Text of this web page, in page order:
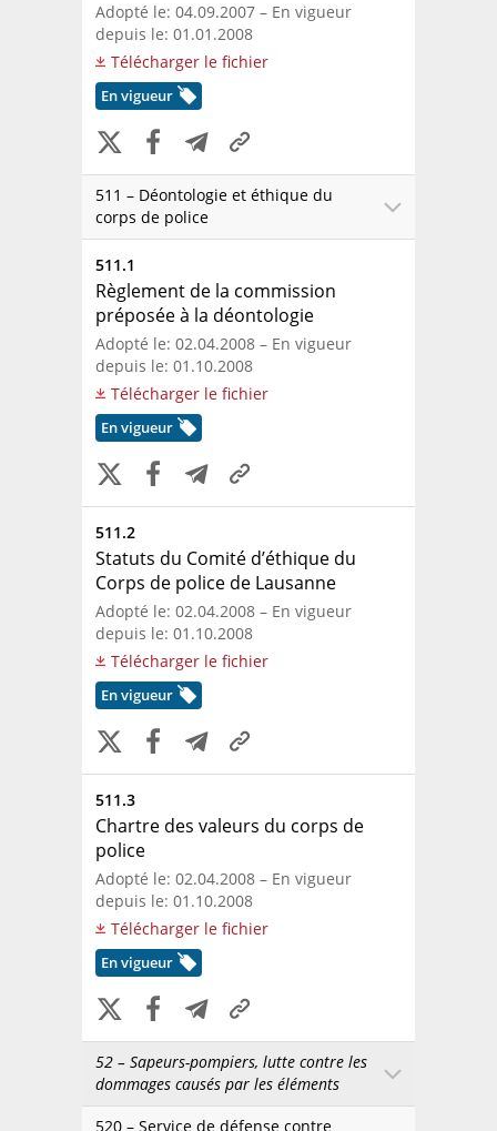
Adopté le: 04.09.2007 – En vigueur
depuis le: 01.01.2008
Télécharger le fichier
En vigueur
511 – Déontologie et éthique du
corps de police
511.1
Règlement de la commission
préposée à la déontologie
Adopté le: 02.04.2008 – En vigueur
depuis le: 01.10.2008
Télécharger le fichier
En vigueur
511.2
Statuts du Comité d’éthique du
Corps de police de Lausanne
Adopté le: 02.04.2008 – En vigueur
depuis le: 01.10.2008
Télécharger le fichier
En vigueur
511.3
Chartre des valeurs du corps de
police
Adopté le: 02.04.2008 – En vigueur
depuis le: 01.10.2008
Télécharger le fichier
En vigueur
52 – Sapeurs-pompiers, lutte contre les
dommages causés par les éléments
520 – Service de défense contre